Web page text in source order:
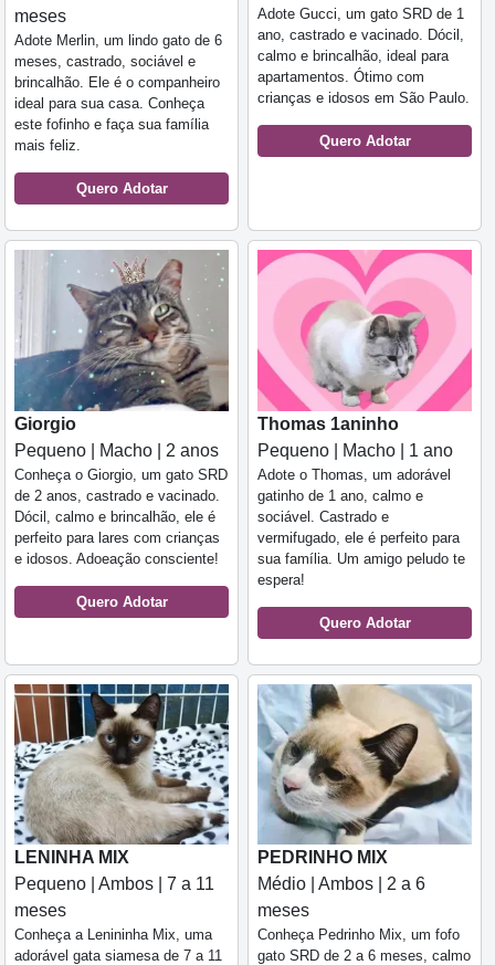
meses
Adote Merlin, um lindo gato de 6
meses, castrado, sociável e
brincalhão. Ele é o companheiro
ideal para sua casa. Conheça
este fofinho e faça sua família
mais feliz.
Quero Adotar
Adote Gucci, um gato SRD de 1
ano, castrado e vacinado. Dócil,
calmo e brincalhão, ideal para
apartamentos. Ótimo com
crianças e idosos em São Paulo.
Quero Adotar
Giorgio
Pequeno | Macho | 2 anos
Conheça o Giorgio, um gato SRD
de 2 anos, castrado e vacinado.
Dócil, calmo e brincalhão, ele é
perfeito para lares com crianças
e idosos. Adoeação consciente!
Quero Adotar
Thomas 1aninho
Pequeno | Macho | 1 ano
Adote o Thomas, um adorável
gatinho de 1 ano, calmo e
sociável. Castrado e
vermifugado, ele é perfeito para
sua família. Um amigo peludo te
espera!
Quero Adotar
LENINHA MIX
Pequeno | Ambos | 7 a 11
meses
Conheça a Lenininha Mix, uma
adorável gata siamesa de 7 a 11
PEDRINHO MIX
Médio | Ambos | 2 a 6
meses
Conheça Pedrinho Mix, um fofo
gato SRD de 2 a 6 meses, calmo